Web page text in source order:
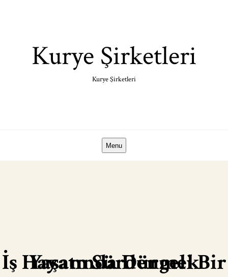
Kurye Şirketleri
Kurye Şirketleri
Menu
İş Hayatında Dengeli Bir Yaşam Sürdürmek